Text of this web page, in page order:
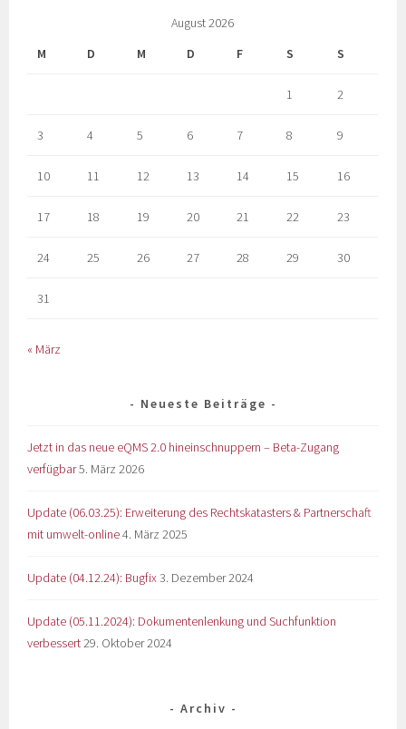
August 2026
M
D M D F S S
1 2
3 4 5 6 7 8 9
10 11 12 13 14 15 16
17 18 19 20 21 22 23
24 25 26 27 28 29 30
31
« März
Neueste Beiträge
Jetzt in das neue eQMS 2.0 hineinschnuppern – Beta-Zugang
verfügbar5. März 2026
Update (06.03.25): Erweiterung des Rechtskatasters & Partnerschaft
mit umwelt-online4. März 2025
Update (04.12.24): Bugfix3. Dezember 2024
Update (05.11.2024): Dokumentenlenkung und Suchfunktion
verbessert29. Oktober 2024
Archiv